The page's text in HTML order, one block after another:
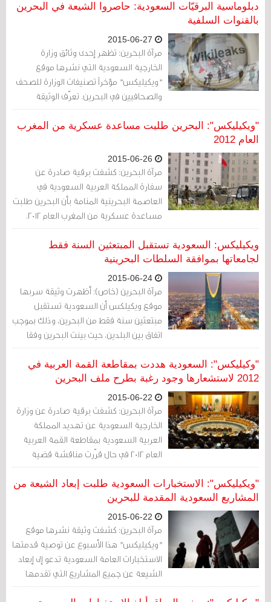
دبلوماسية البرقيّات السعودية: حاصروا الشيعة في البحرين
بالقنوات السلفية
مرآة البحرين: تظهر إحدى وثائق وزارة
الخارجية السعودية التي نشرها موقع
"ويكيليكس" مؤخراً تصنيفات الوزارة للصحف
والصحافيين في البحرين. تعرّف الوثيقة
الصحافيين طبقاً لكونهم سنة أو سنة
سلفيين أو شيعة. لا توجد في البطائق التي
بالمذهب أو الانتماء. لكن سفارة المملكة
العربية السعودية في المنامة التي يرجح أن
تكون كاتب الوثيقة لديها وسائلها.
"ويكيليكس": البحرين طلبت مساعدة عسكرية من المغرب
العام 2012
مرآة البحرين: كشفت برقية صادرة عن
سفارة المملكة العربية السعودية في
العاصمة البحرينية المنامة بأن البحرين طلبت
مساعدة عسكرية من المغرب العام 2012.
وأوردت البرقية التي نشرها موقع
مايو/ أيار 2012) بأن "مملكة البحرين طلبت
مساعدة عسكرية من الحكومة المغربية،
وقد استجابت للطلب البحريني وأرسلت وفداً
استخباراتيا لمساعدة البحرين".
ويكيليكس: السعودية تستقبل المبتعثين السنة فقط
لجامعاتها بموافقة السلطات البحرينية
مرآة البحرين (خاص): أظهرت وثيقة سربها
موقع ويكيلكس أن السعودية تستقبل
مبتعثين سنة فقط من البحرين، وذلك بموجب
اتفاق بين البلدين، حيث بينت البحرين وفقا
لحالة أحد المبتعثين أنه سني من عائلة
معروفة.
"وكيليكس": السعودية هددت بمقاطعة القمة العربية في
2012 لاستشعارها وجود رغبة بطرح ملف البحرين
مرآة البحرين: كشفت برقية صادرة عن وزارة
الخارجية السعودية عن تهديد المملكة
العربية السعودية بمقاطعة القمة العربية
العام 2012 في حال قرّرت مناقشة قضية
البحرين بأية صيغة كانت.
"ويكيليكس": الاستخبارات السعودية طلبت إبعاد الشيعة من
المشاريع السعودية المقدمة للبحرين
مرآة البحرين: كشفت وثيقة نشرها موقع
"ويكيليكس" هذا الأسبوع عن توصية قدمتها
الاستخبارات العامة السعودية تدعو إلى إبعاد
الشيعة عن جميع المشاريع التي تقدمها
السعودية إلى البحرين.